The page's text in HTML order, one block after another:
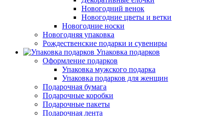
Новогодний венок
Новогодние цветы и ветки
Новогодние носки
Новогодняя упаковка
Рождественские подарки и сувениры
Упаковка подарков
Оформление подарков
Упаковка мужского подарка
Упаковка подарков для женщин
Подарочная бумага
Подарочные коробки
Подарочные пакеты
Подарочная лента